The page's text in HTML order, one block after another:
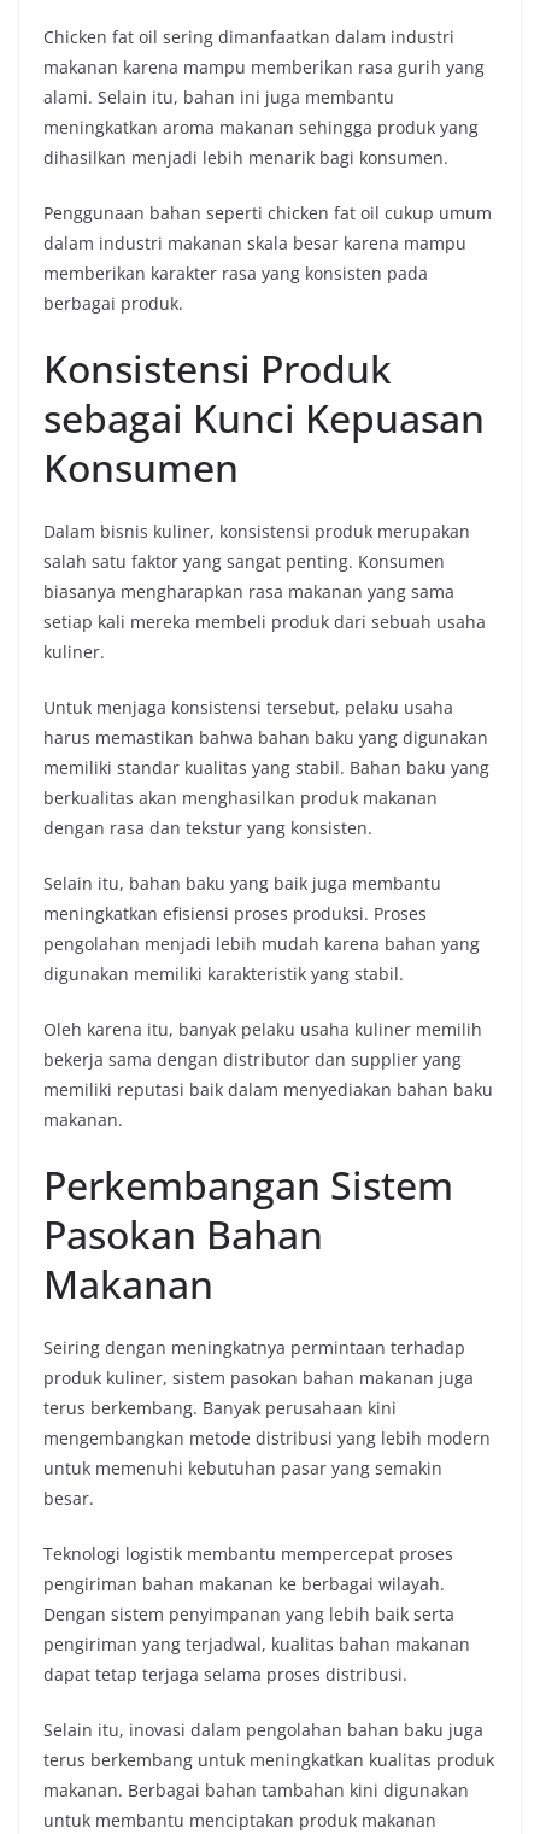
Chicken fat oil sering dimanfaatkan dalam industri
makanan karena mampu memberikan rasa gurih yang
alami. Selain itu, bahan ini juga membantu
meningkatkan aroma makanan sehingga produk yang
dihasilkan menjadi lebih menarik bagi konsumen.
Penggunaan bahan seperti chicken fat oil cukup umum
dalam industri makanan skala besar karena mampu
memberikan karakter rasa yang konsisten pada
berbagai produk.
Konsistensi Produk
sebagai Kunci Kepuasan
Konsumen
Dalam bisnis kuliner, konsistensi produk merupakan
salah satu faktor yang sangat penting. Konsumen
biasanya mengharapkan rasa makanan yang sama
setiap kali mereka membeli produk dari sebuah usaha
kuliner.
Untuk menjaga konsistensi tersebut, pelaku usaha
harus memastikan bahwa bahan baku yang digunakan
memiliki standar kualitas yang stabil. Bahan baku yang
berkualitas akan menghasilkan produk makanan
dengan rasa dan tekstur yang konsisten.
Selain itu, bahan baku yang baik juga membantu
meningkatkan efisiensi proses produksi. Proses
pengolahan menjadi lebih mudah karena bahan yang
digunakan memiliki karakteristik yang stabil.
Oleh karena itu, banyak pelaku usaha kuliner memilih
bekerja sama dengan distributor dan supplier yang
memiliki reputasi baik dalam menyediakan bahan baku
makanan.
Perkembangan Sistem
Pasokan Bahan
Makanan
Seiring dengan meningkatnya permintaan terhadap
produk kuliner, sistem pasokan bahan makanan juga
terus berkembang. Banyak perusahaan kini
mengembangkan metode distribusi yang lebih modern
untuk memenuhi kebutuhan pasar yang semakin
besar.
Teknologi logistik membantu mempercepat proses
pengiriman bahan makanan ke berbagai wilayah.
Dengan sistem penyimpanan yang lebih baik serta
pengiriman yang terjadwal, kualitas bahan makanan
dapat tetap terjaga selama proses distribusi.
Selain itu, inovasi dalam pengolahan bahan baku juga
terus berkembang untuk meningkatkan kualitas produk
makanan. Berbagai bahan tambahan kini digunakan
untuk membantu menciptakan produk makanan